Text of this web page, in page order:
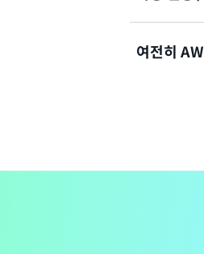
솔루션 보
분실했거
여전히